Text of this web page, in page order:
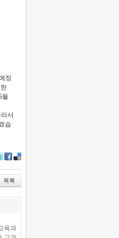
정
서
습
bo
ok
ou
s
목록
육과